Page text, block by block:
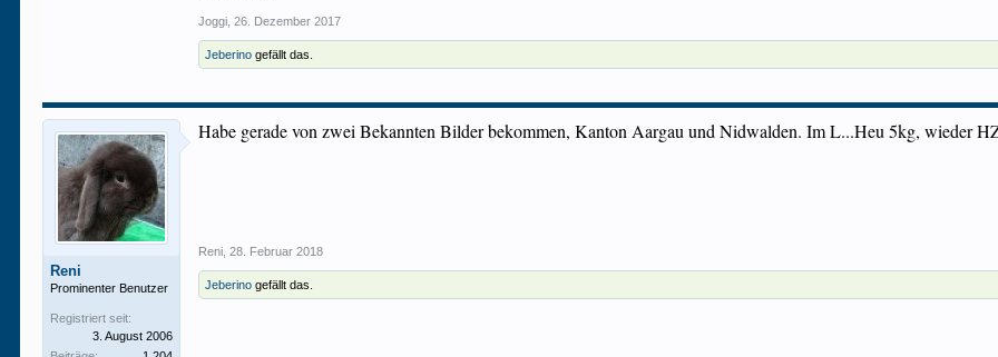
Joggi 26. Dezember 2017
Jeberino gefällt das.
Reni
Prominenter Benutzer
Registriert seit:
3. August 2006
Habe gerade von zwei Bekannten Bilder bekommen, Kanton Aargau und Nidwalden. Im L...Heu 5kg, wieder
Reni 28. Februar 2018
Jeberino gefällt das.